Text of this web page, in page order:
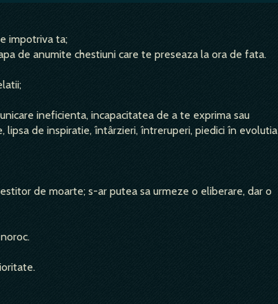
impotriva ta;
de anumite chestiuni care te preseaza la ora de fata.
ineficienta, incapacitatea de a te exprima sau
lipsa de inspiratie, întârzieri, întreruperi, piedici în evolutia
de moarte; s-ar putea sa urmeze o eliberare, dar o